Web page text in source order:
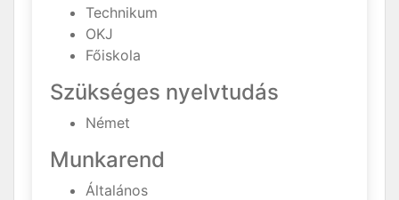
Technikum
OKJ
Főiskola
Szükséges nyelvtudás
Német
Munkarend
Általános